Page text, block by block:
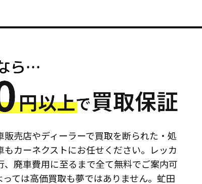
売店やディーラーで買取を断られた・処
カーネクストにお任せください。レッカ
、廃車費用に至るまで全て無料でご案内可
ては高価買取も夢ではありません。虻田